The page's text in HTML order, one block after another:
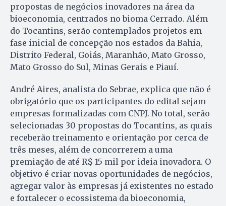
propostas de negócios inovadores na área da
bioeconomia, centrados no bioma Cerrado. Além
do Tocantins, serão contemplados projetos em
fase inicial de concepção nos estados da Bahia,
Distrito Federal, Goiás, Maranhão, Mato Grosso,
Mato Grosso do Sul, Minas Gerais e Piauí.
André Aires, analista do Sebrae, explica que não é
obrigatório que os participantes do edital sejam
empresas formalizadas com CNPJ. No total, serão
selecionadas 30 propostas do Tocantins, as quais
receberão treinamento e orientação por cerca de
três meses, além de concorrerem a uma
premiação de até R$ 15 mil por ideia inovadora. O
objetivo é criar novas oportunidades de negócios,
agregar valor às empresas já existentes no estado
e fortalecer o ecossistema da bioeconomia,